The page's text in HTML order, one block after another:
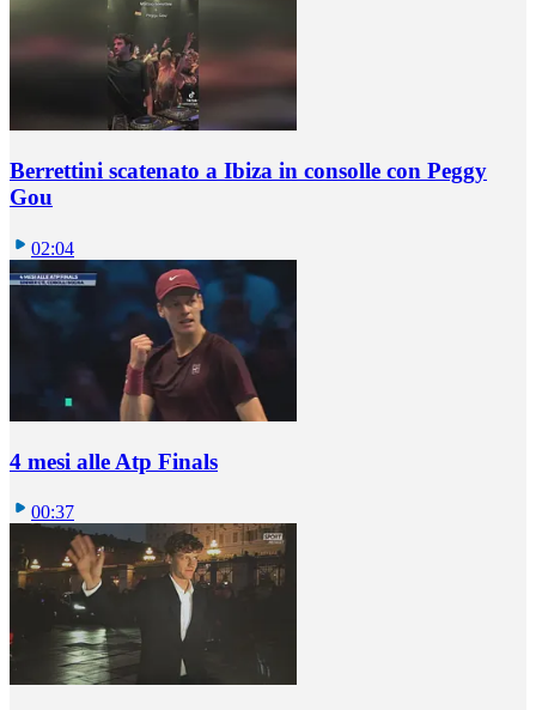
Berrettini scatenato a Ibiza in consolle con Peggy
Gou
02:04
4 mesi alle Atp Finals
00:37